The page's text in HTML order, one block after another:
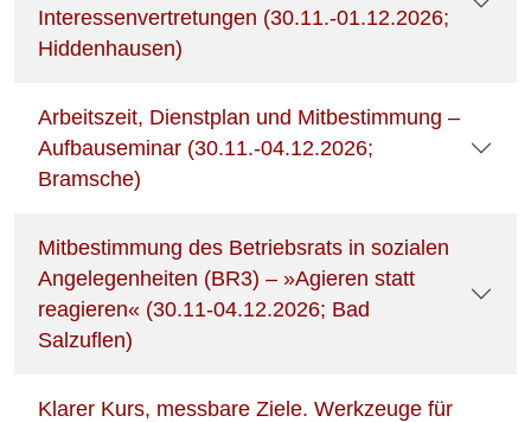
Interessenvertretungen (30.11.-01.12.2026;
Hiddenhausen)
Arbeitszeit, Dienstplan und Mitbestimmung –
Aufbauseminar (30.11.-04.12.2026;
Bramsche)
Mitbestimmung des Betriebsrats in sozialen
Angelegenheiten (BR3) – »Agieren statt
reagieren« (30.11-04.12.2026; Bad
Salzuflen)
Klarer Kurs, messbare Ziele. Werkzeuge für